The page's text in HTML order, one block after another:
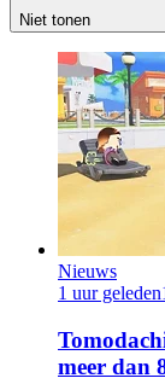
Niet tonen
Nieuws
1 uur geleden
meer dan